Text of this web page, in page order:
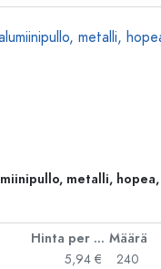
metalli,
Hinta per kpl Määrä
5,94 €
240